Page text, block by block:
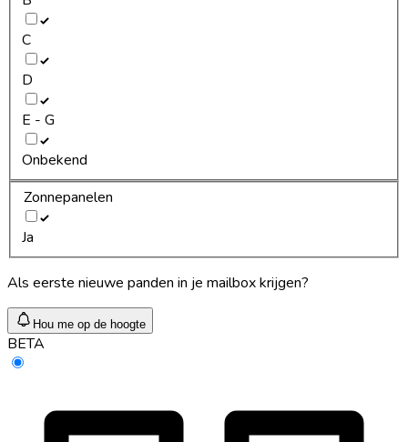
C
D
E - G
Onbekend
Zonnepanelen
Ja
Als eerste nieuwe panden in je mailbox krijgen?
Hou me op de hoogte
BETA